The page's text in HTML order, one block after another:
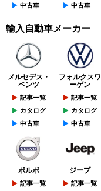
中古車
中古車
輸入自動車メーカー
メルセデス・
ベンツ
記事一覧
カタログ
中古車
フォルクスワ
ーゲン
記事一覧
カタログ
中古車
ボルボ
記事一覧
ジープ
記事一覧